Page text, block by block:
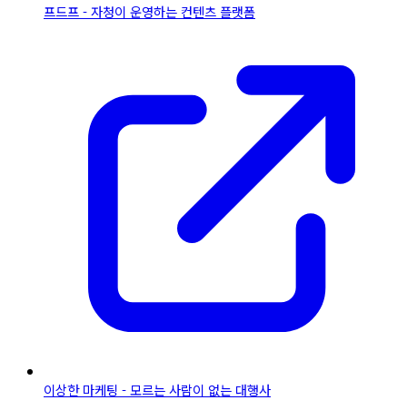
프드프 - 자청이 운영하는 컨텐츠 플랫폼
이상한 마케팅 - 모르는 사람이 없는 대행사